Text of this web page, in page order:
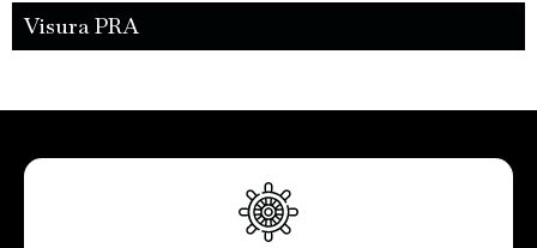
Visura PRA